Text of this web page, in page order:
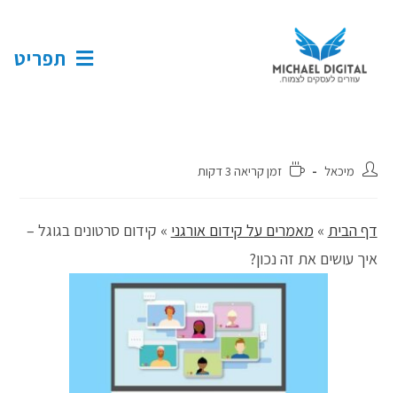
תפריט
מיכאל זמן קריאה 3 דקות
דף הבית » מאמרים על קידום אורגני » קידום סרטונים בגוגל –
איך עושים את זה נכון?